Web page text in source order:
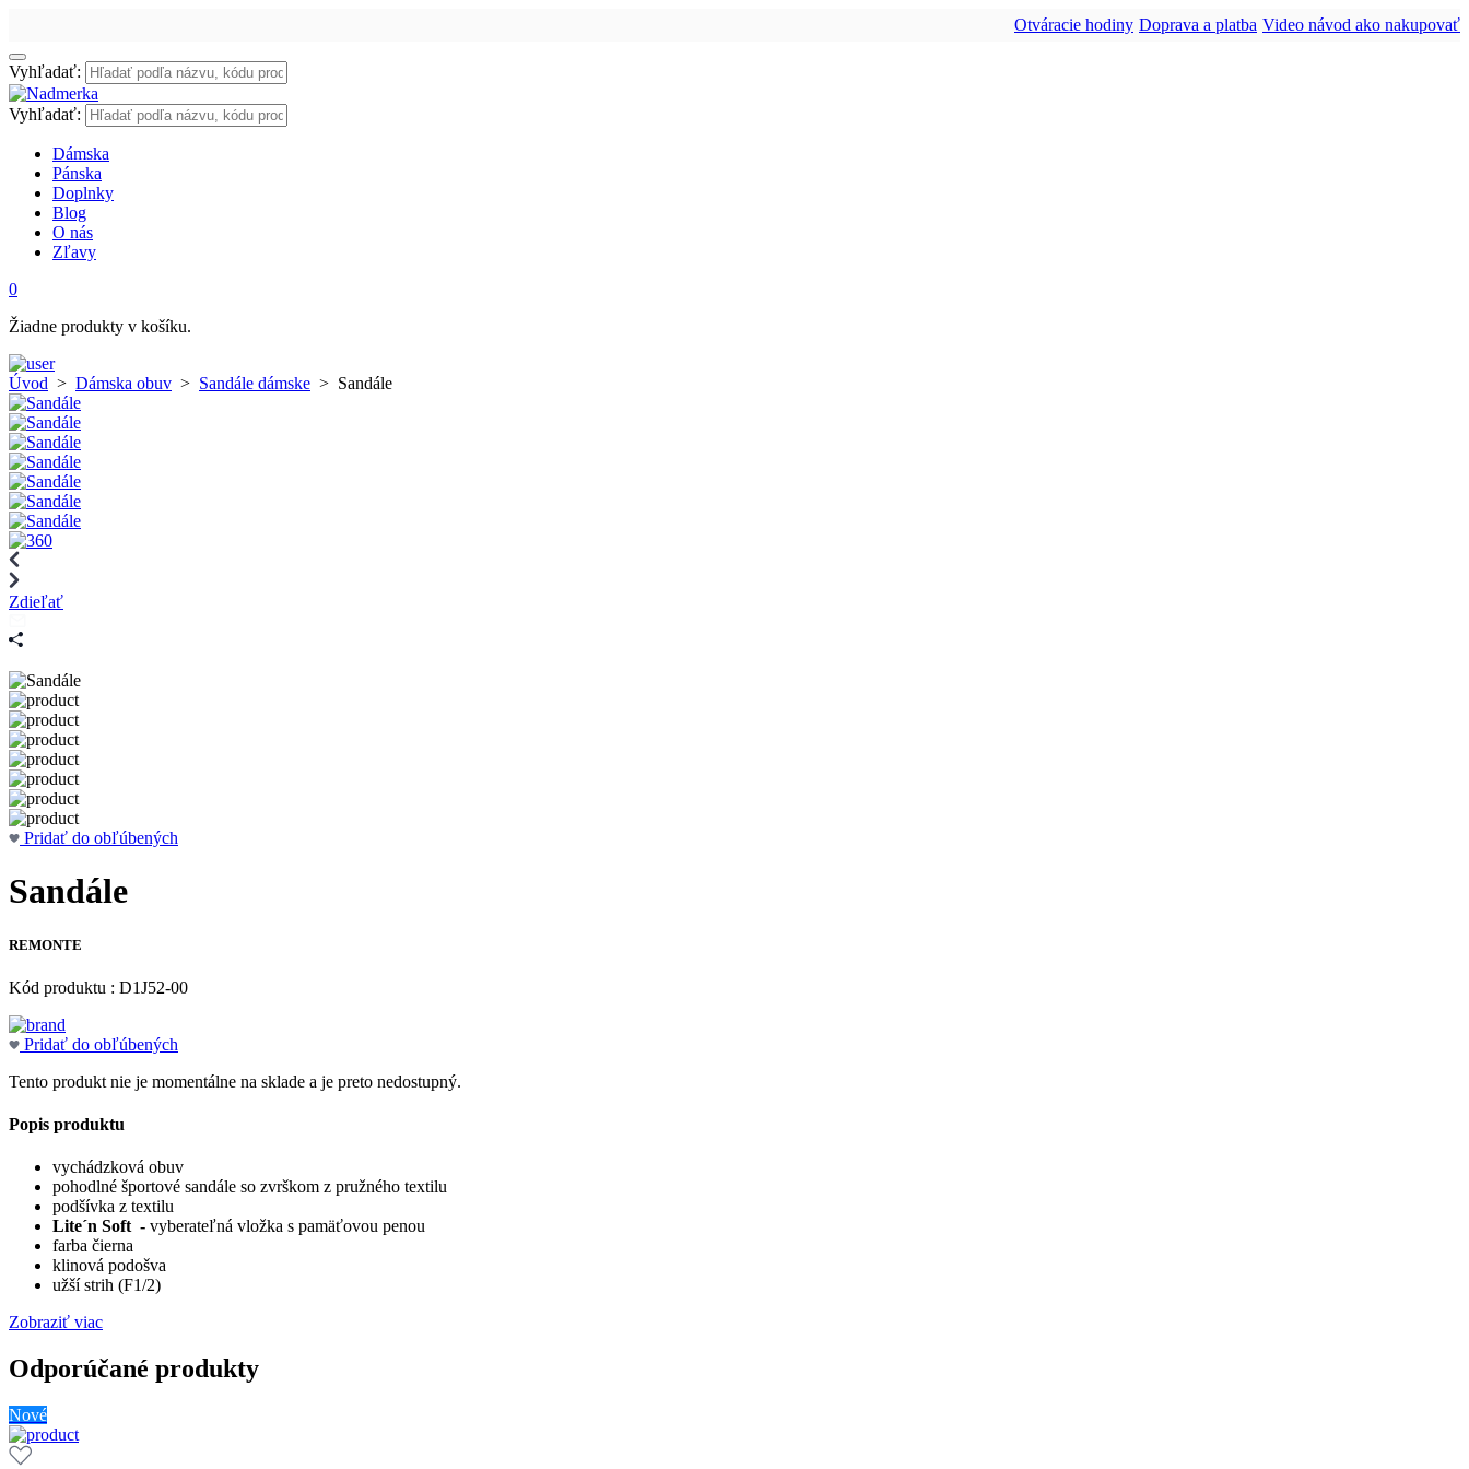
Otváracie hodiny Doprava a platba Video návod ako nakupovať
Vyhľadať:
Vyhľadať:
Dámska
Pánska
Doplnky
Blog
O nás
Zľavy
0
Žiadne produkty v košíku.
Úvod > Dámska obuv > Sandále dámske > Sandále
Zdieľať
Pridať do obľúbených
Sandále
REMONTE
Kód produktu : D1J52-00
Pridať do obľúbených
Tento produkt nie je momentálne na sklade a je preto nedostupný.
Popis produktu
vychádzková obuv
pohodlné športové sandále so zvrškom z pružného textilu
podšívka z textilu
Lite´n Soft - vyberateľná vložka s pamäťovou penou
farba čierna
klinová podošva
užší strih (F1/2)
Zobraziť viac
Odporúčané produkty
Nové